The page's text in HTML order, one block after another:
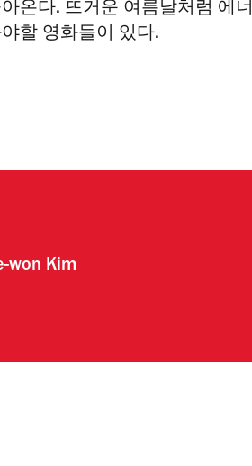
온다. 뜨거운 여름날처럼 에너
할 영화들이 있다.
won Kim